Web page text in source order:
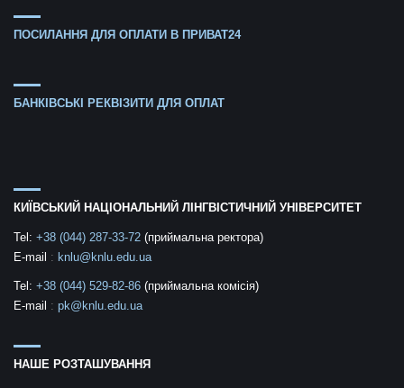
ПОСИЛАННЯ ДЛЯ ОПЛАТИ В ПРИВАТ24
БАНКІВСЬКІ РЕКВІЗИТИ ДЛЯ ОПЛАТ
КИЇВСЬКИЙ НАЦІОНАЛЬНИЙ ЛІНГВІСТИЧНИЙ УНІВЕРСИТЕТ
Tel: +38 (044) 287-33-72 (приймальна ректора)
E-mail : knlu@knlu.edu.ua
Tel: +38 (044) 529-82-86 (приймальна комісія)
E-mail : pk@knlu.edu.ua
НАШЕ РОЗТАШУВАННЯ